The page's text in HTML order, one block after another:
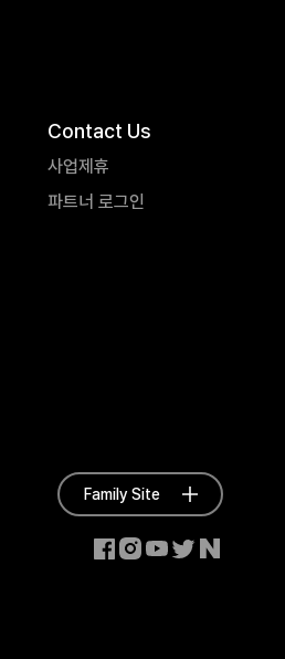
Contact Us
사업제휴
파트너 로그인
Family Site